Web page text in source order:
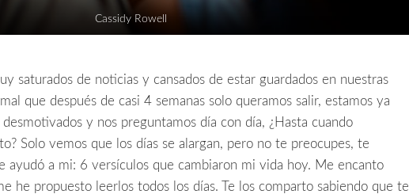
Cassidy Rowell
saturados de noticias y cansados de estar guardados en nuestras
que después de casi 4 semanas solo queramos salir, estamos ya
y nos preguntamos día con día, ¿Hasta cuando
Solo vemos que los días se alargan, pero no te preocupes, te
ayudó a mi: 6 versículos que cambiaron mi vida hoy. Me encanto
he propuesto leerlos todos los días. Te los comparto sabiendo que te